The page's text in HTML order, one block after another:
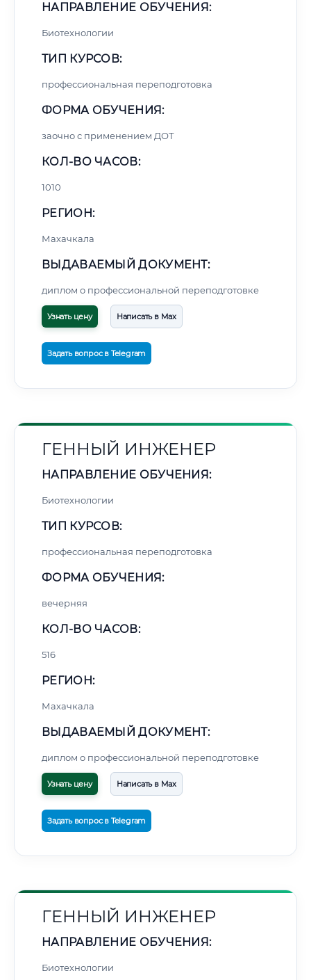
НАПРАВЛЕНИЕ ОБУЧЕНИЯ:
Биотехнологии
ТИП КУРСОВ:
профессиональная переподготовка
ФОРМА ОБУЧЕНИЯ:
заочно с применением ДОТ
КОЛ-ВО ЧАСОВ:
1010
РЕГИОН:
Махачкала
ВЫДАВАЕМЫЙ ДОКУМЕНТ:
диплом о профессиональной переподготовке
Узнать цену Написать в Max
Задать вопрос в Telegram
ГЕННЫЙ ИНЖЕНЕР
НАПРАВЛЕНИЕ ОБУЧЕНИЯ:
Биотехнологии
ТИП КУРСОВ:
профессиональная переподготовка
ФОРМА ОБУЧЕНИЯ:
вечерняя
КОЛ-ВО ЧАСОВ:
516
РЕГИОН:
Махачкала
ВЫДАВАЕМЫЙ ДОКУМЕНТ:
диплом о профессиональной переподготовке
Узнать цену Написать в Max
Задать вопрос в Telegram
ГЕННЫЙ ИНЖЕНЕР
НАПРАВЛЕНИЕ ОБУЧЕНИЯ:
Биотехнологии